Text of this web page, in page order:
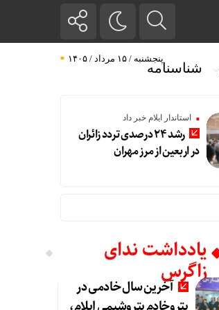
شناسنامه
پنجشنبه / ۱۵ مرداد / ۱۴۰۵
استاندار ایلام خبر داد
رشد ۲۴ درصدی تردد زائران
در اربعین از مرز مهران
یادداشت ندای
زاگرسآخرین سال خادمی در